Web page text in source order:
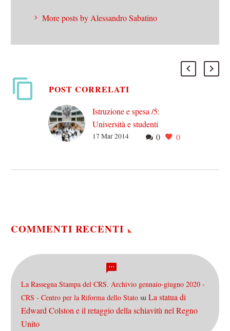
More posts by Alessandro Sabatino
POST CORRELATI
Istruzione e spesa /5:
Università e studenti
Vi sono da analizzare altri
0 0
17 Mar 2014
COMMENTI RECENTI
La Rassegna Stampa del CRS. Archivio gennaio-giugno 2020 -
CRS - Centro per la Riforma dello Stato su La statua di
Edward Colston e il retaggio della schiavitù nel Regno
Unito